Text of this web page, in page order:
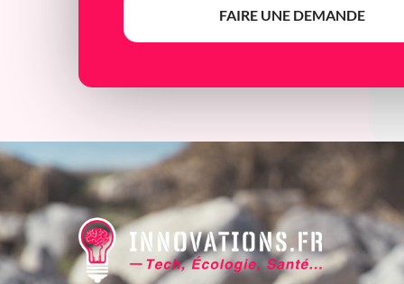
FAIRE UNE DEMANDE